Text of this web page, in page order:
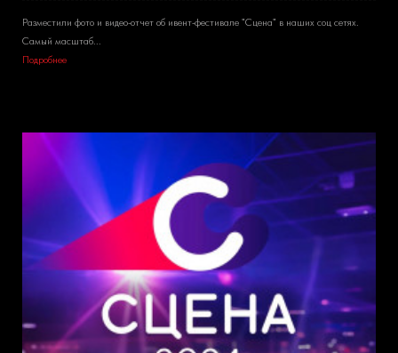
Разместили фото и видео-отчет об ивент-фестивале "Сцена" в наших соц сетях.
Самый масштаб...
Подробнее